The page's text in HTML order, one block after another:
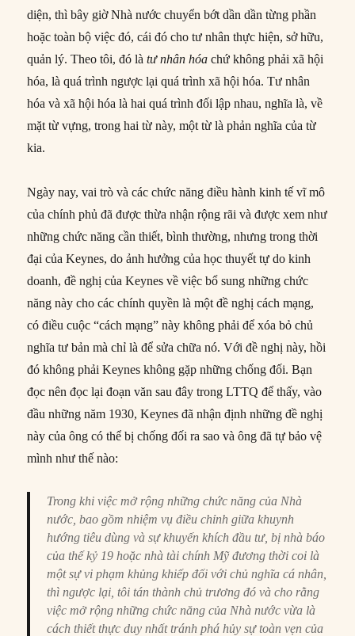
diện, thì bây giờ Nhà nước chuyển bớt dần dần từng phần
hoặc toàn bộ việc đó, cái đó cho tư nhân thực hiện, sở hữu,
quản lý. Theo tôi, đó làtư nhân hóa chứ không phải xã hội
hóa, là quá trình ngược lại quá trình xã hội hóa. Tư nhân
hóa và xã hội hóa là hai quá trình đối lập nhau, nghĩa là, về
mặt từ vựng, trong hai từ này, một từ là phản nghĩa của từ
kia.
Ngày nay, vai trò và các chức năng điều hành kinh tế vĩ mô
của chính phủ đã được thừa nhận rộng rãi và được xem như
những chức năng cần thiết, bình thường, nhưng trong thời
đại của Keynes, do ảnh hưởng của học thuyết tự do kinh
doanh, đề nghị của Keynes về việc bổ sung những chức
năng này cho các chính quyền là một đề nghị cách mạng,
có điều cuộc “cách mạng” này không phải để xóa bỏ chủ
nghĩa tư bản mà chỉ là để sửa chữa nó. Với đề nghị này, hồi
đó không phải Keynes không gặp những chống đối. Bạn
đọc nên đọc lại đoạn văn sau đây trong LTTQ để thấy, vào
đầu những năm 1930, Keynes đã nhận định những đề nghị
này của ông có thể bị chống đối ra sao và ông đã tự bảo vệ
mình như thế nào:
Trong khi việc mở rộng những chức năng của Nhà
nước, bao gồm nhiệm vụ điều chỉnh giữa khuynh
hướng tiêu dùng và sự khuyến khích đầu tư, bị nhà báo
của thế kỷ 19 hoặc nhà tài chính Mỹ đương thời coi là
một sự vi phạm khủng khiếp đối với chủ nghĩa cá nhân,
thì ngược lại, tôi tán thành chủ trương đó và cho rằng
việc mở rộng những chức năng của Nhà nước vừa là
cách thiết thực duy nhất tránh phá hủy sự toàn vẹn của